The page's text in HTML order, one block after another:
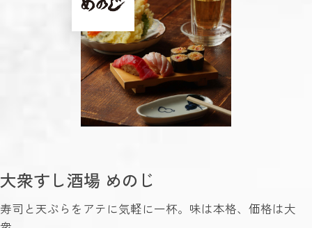
大衆すし酒場 めのじ
寿司と天ぷらをアテに気軽に一杯。味は本格、価格は大